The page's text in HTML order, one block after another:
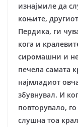
изнајмиле да
коњите,
Пердика, ги
кога и
сиромашни и
печела самата
најмладиот
збувнувал. И
повторувало,
слушна тоа